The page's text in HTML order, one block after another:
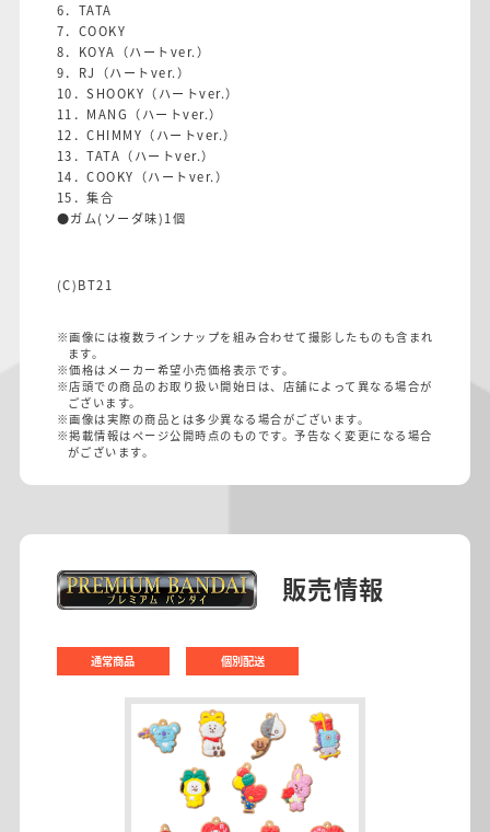
6．TATA
7．COOKY
8．KOYA（ハートver.）
9．RJ（ハートver.）
10．SHOOKY（ハートver.）
11．MANG（ハートver.）
12．CHIMMY（ハートver.）
13．TATA（ハートver.）
14．COOKY（ハートver.）
15．集合
●ガム(ソーダ味)1個
(C)BT21
※画像には複数ラインナップを組み合わせて撮影したものも含まれ
ます。
※価格はメーカー希望小売価格表示です。
※店頭での商品のお取り扱い開始日は、店舗によって異なる場合が
ございます。
※画像は実際の商品とは多少異なる場合がございます。
※掲載情報はページ公開時点のものです。予告なく変更になる場合
がございます。
販売情報
通常商品 個別配送